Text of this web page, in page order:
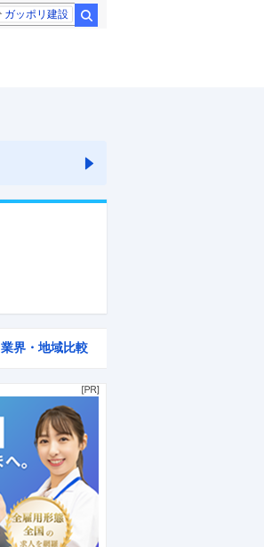
ガッポリ建設
業界・地域比較